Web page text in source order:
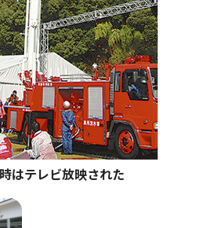
はテレビ放映された